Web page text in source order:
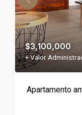
$3,100,000
+ Valor
Apartamento